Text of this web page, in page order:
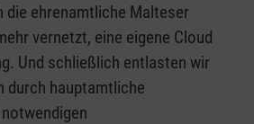
die ehrenamtliche Malteser
vernetzt, eine eigene Cloud
Und schließlich entlasten wir
durch hauptamtliche